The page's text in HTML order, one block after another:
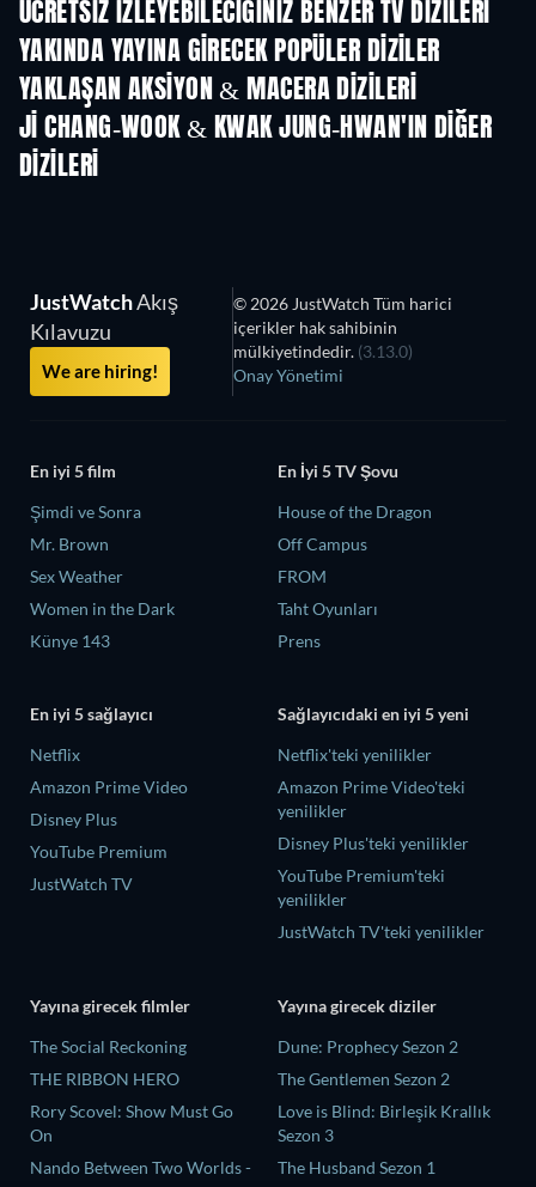
ÜCRETSIZ IZLEYEBILECIĞINIZ BENZER TV DIZILERI
TV TV
YAKINDA YAYINA GIRECEK POPÜLER DIZILER
TV TV
YAKLAŞAN AKSIYON & MACERA DIZILERI
Sezon 2 Sezon 2
JI CHANG-WOOK & KWAK JUNG-HWAN'IN DIĞER
DIZILERI
JustWatchAkış
Kılavuzu
We are hiring!
© 2026 JustWatch Tüm harici
içerikler hak sahibinin
mülkiyetindedir. (3.13.0)
Onay Yönetimi
En iyi 5 film
Şimdi ve Sonra
Mr. Brown
Sex Weather
Women in the Dark
Künye 143
En İyi 5 TV Şovu
House of the Dragon
Off Campus
FROM
Taht Oyunları
Prens
En iyi 5 sağlayıcı
Netflix
Amazon Prime Video
Disney Plus
YouTube Premium
JustWatch TV
Sağlayıcıdaki en iyi 5 yeni
Netflix'teki yenilikler
Amazon Prime Video'teki
yenilikler
Disney Plus'teki yenilikler
YouTube Premium'teki
yenilikler
JustWatch TV'teki yenilikler
Yayına girecek filmler
The Social Reckoning
THE RIBBON HERO
Rory Scovel: Show Must Go
On
Nando Between Two Worlds -
Yayına girecek diziler
Dune: Prophecy Sezon 2
The Gentlemen Sezon 2
Love is Blind: Birleşik Krallık
Sezon 3
The Husband Sezon 1